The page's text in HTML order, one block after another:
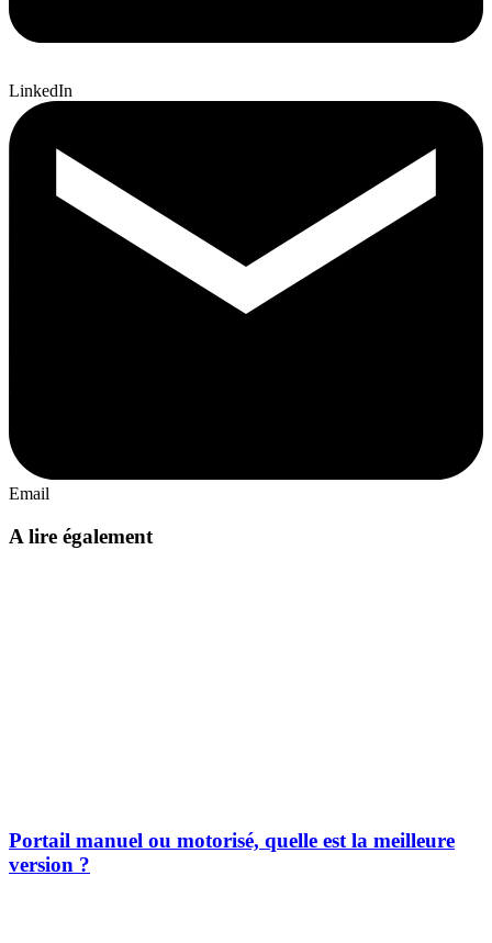
LinkedIn
Email
A lire également
Portail manuel ou motorisé, quelle est la meilleure
version ?